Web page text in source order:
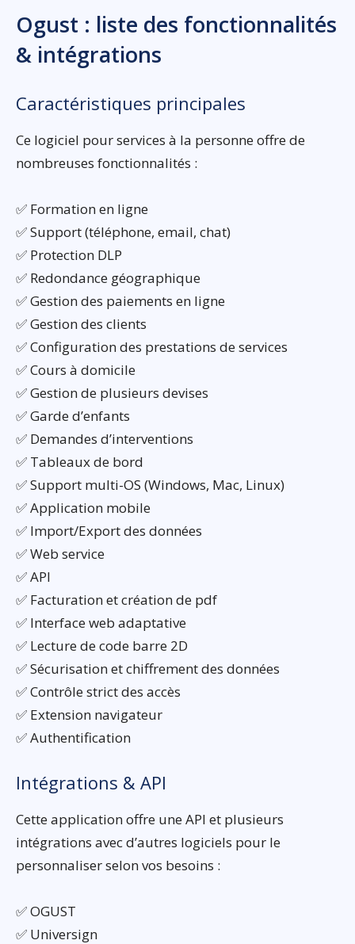
Ogust : liste des fonctionnalités
& intégrations
Caractéristiques principales
Ce logiciel pour services à la personne offre de
nombreuses fonctionnalités :
✅ Formation en ligne
✅ Support (téléphone, email, chat)
✅ Protection DLP
✅ Redondance géographique
✅ Gestion des paiements en ligne
✅ Gestion des clients
✅ Configuration des prestations de services
✅ Cours à domicile
✅ Gestion de plusieurs devises
✅ Garde d’enfants
✅ Demandes d’interventions
✅ Tableaux de bord
✅ Support multi-OS (Windows, Mac, Linux)
✅ Application mobile
✅ Import/Export des données
✅ Web service
✅ API
✅ Facturation et création de pdf
✅ Interface web adaptative
✅ Lecture de code barre 2D
✅ Sécurisation et chiffrement des données
✅ Contrôle strict des accès
✅ Extension navigateur
✅ Authentification
Intégrations & API
Cette application offre une API et plusieurs
intégrations avec d’autres logiciels pour le
personnaliser selon vos besoins :
✅ OGUST
✅ Universign